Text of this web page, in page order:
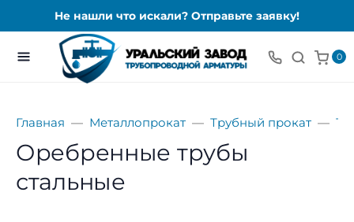
Не нашли что искали? Отправьте заявку!
0
Главная Металлопрокат Трубный прокат
Оребренные трубы
стальные